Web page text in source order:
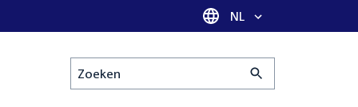
Taal selectie
NL
Zoeken